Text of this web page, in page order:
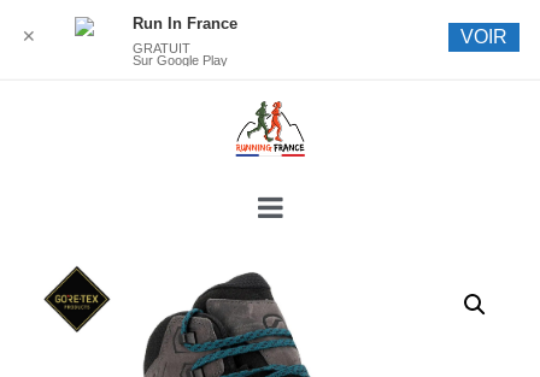
✕
Run In France
GRATUIT
Sur Google Play
VOIR